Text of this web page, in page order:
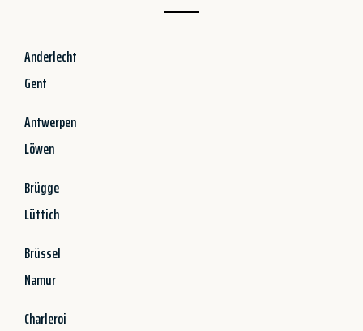
Anderlecht
Gent
Antwerpen
Löwen
Brügge
Lüttich
Brüssel
Namur
Charleroi